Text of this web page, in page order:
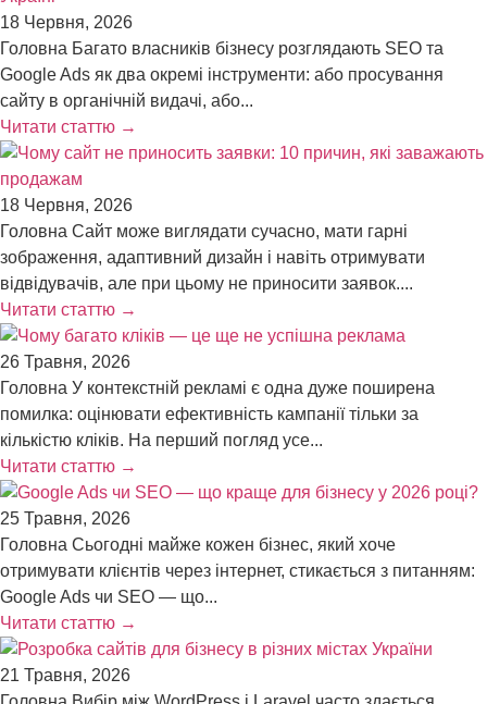
18 Червня, 2026
Головна Багато власників бізнесу розглядають SEO та
Google Ads як два окремі інструменти: або просування
сайту в органічній видачі, або...
Читати статтю →
18 Червня, 2026
Головна Сайт може виглядати сучасно, мати гарні
зображення, адаптивний дизайн і навіть отримувати
відвідувачів, але при цьому не приносити заявок....
Читати статтю →
26 Травня, 2026
Головна У контекстній рекламі є одна дуже поширена
помилка: оцінювати ефективність кампанії тільки за
кількістю кліків. На перший погляд усе...
Читати статтю →
25 Травня, 2026
Головна Сьогодні майже кожен бізнес, який хоче
отримувати клієнтів через інтернет, стикається з питанням:
Google Ads чи SEO — що...
Читати статтю →
21 Травня, 2026